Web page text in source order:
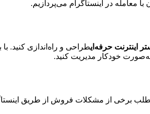
معامله در اینستاگرام می‌پردازیم.
اینترنت حرفه‌ایطراحی و راه‌اندازی کنید. با
خودکار مدیریت کنید.
برخی از مشکلات فروش از طریق